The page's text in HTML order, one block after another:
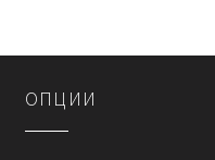
товар
OПЦИИ